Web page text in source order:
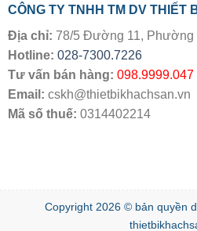
CÔNG TY TNHH TM DV THIẾT
Địa chỉ: 78/5 Đường 11, Phường
Hotline: 028-7300.7226
Tư vấn bán hàng: 098.9999.047
Email: cskh@thietbikhachsan.vn
Mã số thuế: 0314402214
Copyright 2026 © bản quyền